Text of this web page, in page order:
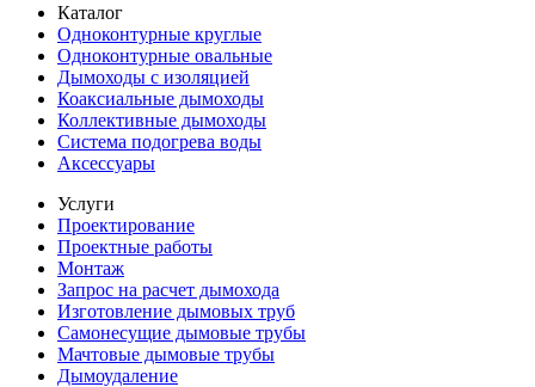
Каталог
Одноконтурные круглые
Одноконтурные овальные
Дымоходы с изоляцией
Коаксиальные дымоходы
Коллективные дымоходы
Система подогрева воды
Аксессуары
Услуги
Проектирование
Проектные работы
Монтаж
Запрос на расчет дымохода
Изготовление дымовых труб
Самонесущие дымовые трубы
Мачтовые дымовые трубы
Дымоудаление